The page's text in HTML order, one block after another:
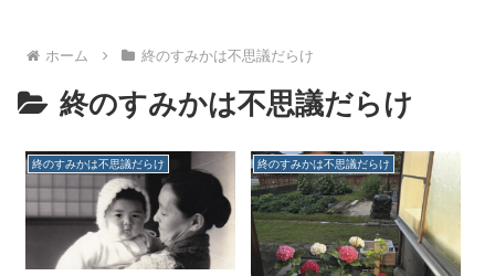
ホーム 終のすみかは不思議だらけ
終のすみかは不思議だらけ
終のすみかは不思議だらけ 終のすみかは不思議だらけ